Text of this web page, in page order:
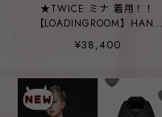
★TWICE ミナ 着用！！
【LOADINGROOM】HAND
STITCH HOODED SCARF
¥38,400